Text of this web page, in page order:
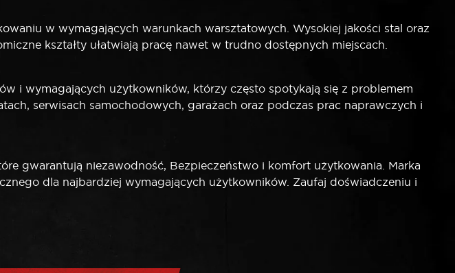
w wymagających warunkach warsztatowych. Wysokiej jakości stal oraz
kształty ułatwiają pracę nawet w trudno dostępnych miejscach.
i wymagających użytkowników, którzy często spotykają się z problemem
serwisach samochodowych, garażach oraz podczas prac naprawczych i
gwarantują niezawodność, Bezpieczeństwo i komfort użytkowania. Marka
dla najbardziej wymagających użytkowników. Zaufaj doświadczeniu i